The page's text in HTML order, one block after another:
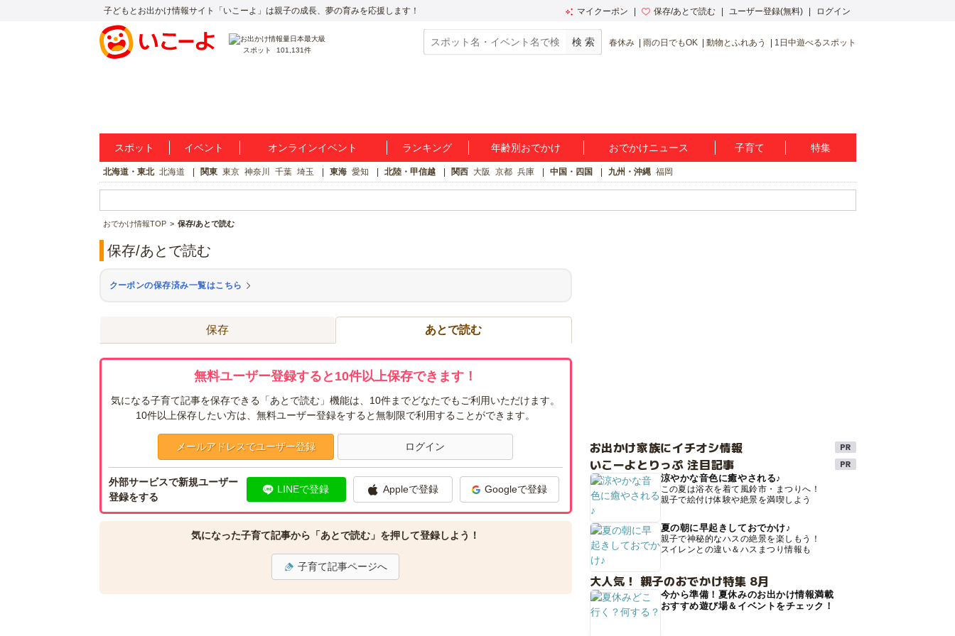
子どもとお出かけ情報サイト「いこーよ」は親子の成長、夢の育みを応援します！ マイクーポン 保存/あとで読む ユーザー登録(無料) ログイン
スポット 101,131件
春休み 雨の日でもOK 動物とふれあう 1日中遊べるスポット
スポット イベント オンラインイベント ランキング 年齢別おでかけ おでかけニュース 子育て 特集
北海道・東北 北海道 関東 東京 神奈川 千葉 埼玉 東海 愛知 北陸・甲信越 関西 大阪 京都 兵庫 中国・四国 九州・沖縄 福岡
おでかけ情報TOP 保存/あとで読む
保存/あとで読む
クーポンの保存済み一覧はこちら
保存 あとで読む
無料ユーザー登録すると10件以上保存できます！
気になる子育て記事を保存できる「あとで読む」機能は、10件までどなたでもご利用いただけます。
10件以上保存したい方は、無料ユーザー登録をすると無制限で利用することができます。
メールアドレスでユーザー登録 ログイン
外部サービスで新規ユーザー
登録をする
LINEで登録 Appleで登録 Googleで登録
気になった子育て記事から「あとで読む」を押して登録しよう！
子育て記事ページへ
お出かけ家族にイチオシ情報
いこーよとりっぷ 注目記事
涼やかな音色に癒やされる♪
この夏は浴衣を着て風鈴市・まつりへ！
親子で絵付け体験や絶景を満喫しよう
夏の朝に早起きしておでかけ♪
親子で神秘的なハスの絶景を楽しもう！
スイレンとの違い＆ハスまつり情報も
大人気！ 親子のおでかけ特集 8月
今から準備！夏休みのお出かけ情報満載
おすすめ遊び場＆イベントをチェック！